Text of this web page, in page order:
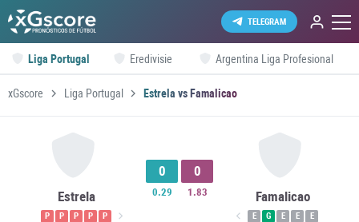
TELEGRAM
Liga Portugal Eredivisie Argentina Liga Profesional
xGscore Liga Portugal Estrela vs Famalicao
Estrela
P P P P P
0
0.29
0
1.83 Famalicao
E G E E E